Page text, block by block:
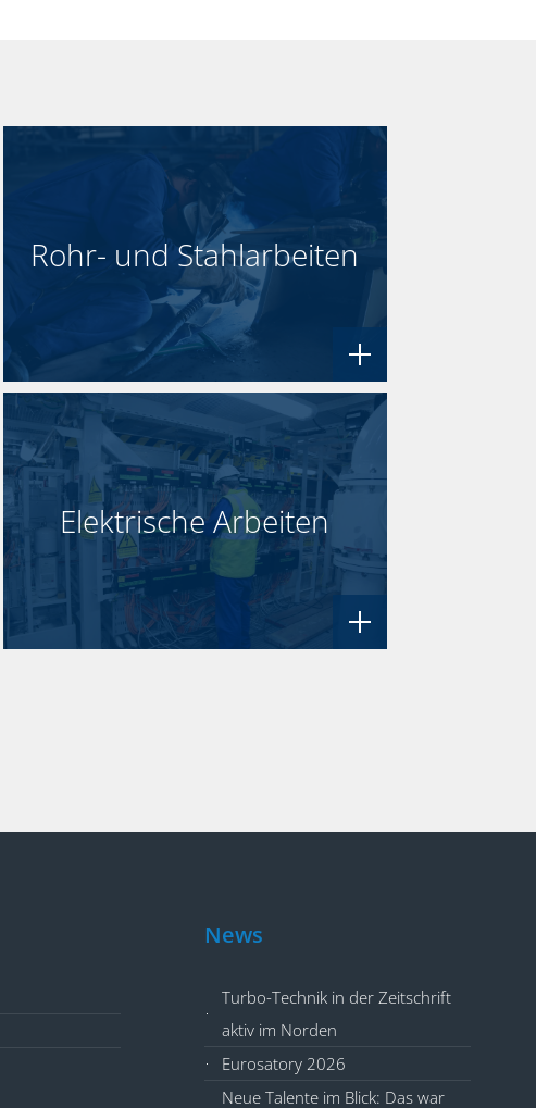
Rohr- und Stahlarbeiten
Elektrische Arbeiten
Turbo-Technik GmbH & Co. KG
20099 Hamburg
News
Turbo-Technik in der Zeitschrift
aktiv im Norden
Eurosatory 2026
Neue Talente im Blick: Das war